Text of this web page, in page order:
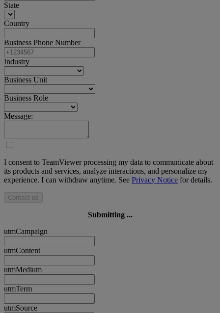
State
Country
Business Phone Number
Industry
Business Unit
Business Role
Message:
I consent to TeamViewer processing my data to communicate about
its products and services, analyze interactions, and personalize my
experience. I can withdraw anytime. See Privacy Notice for details.
Contact us
Submitting ...
utmCampaign
utmContent
utmMedium
utmTerm
utmSource